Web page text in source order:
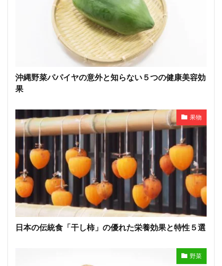
沖縄野菜パパイヤの意外と知らない５つの健康美容効
果
果物
日本の伝統食「干し柿」の優れた栄養効果と特性５選
野菜